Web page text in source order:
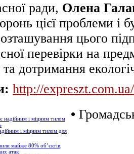
ради, Олена
цієї проблеми і
цього
перевірки на
дотримання
http://expreszt.com.ua/
і міцним тилом для
•